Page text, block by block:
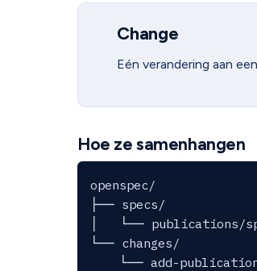
Change
Eén verandering aan
Hoe ze samenhangen
openspec/
├── specs/
│   └── publications/
└── changes/
└── add-